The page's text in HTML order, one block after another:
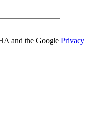
and the Google Privacy